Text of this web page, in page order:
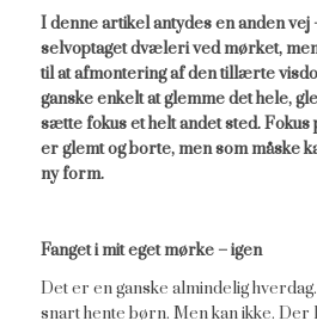
I denne artikel antydes en anden
selvoptaget dvæleri ved mørket,
til at afmontering af den tillærte
ganske enkelt at glemme det hele,
sætte fokus et helt andet sted.
er glemt og borte, men som måske
ny form.
Fanget i mit eget mørke – igen
Det er en ganske almindelig
snart hente børn. Men kan ikke. Der